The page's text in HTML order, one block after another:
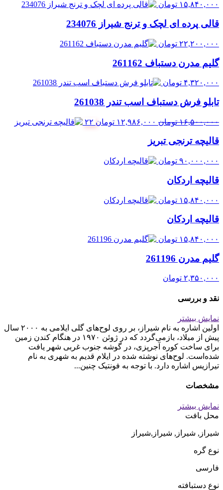
۱۵,۸۴۰,۰۰۰ تومان
قالی پرده ای لچک و ترنج شیراز 234076
۲۲,۲۰۰,۰۰۰ تومان
گلیم مدرن دستباف 261162
۴,۳۲۰,۰۰۰ تومان
تابلو فرش دستباف اسب تندر 261038
۱۶,۵۰۰,۰۰۰ تومان قیمت
۱۲,۹۸۶,۰۰۰ تومان قیمت
۲۲
قالیچه ترنجی تبریز
۹۰,۰۰۰,۰۰۰ تومان
قالیچه اردکان
۱۵,۸۴۰,۰۰۰ تومان
قالیچه اردکان
۱۵,۸۴۰,۰۰۰ تومان
گلیم مدرن 261196
۲,۳۵۰,۰۰۰ تومان
نقد و بررسی
نمایش بیشتر
اولین اشاره به نام شیراز، بر روی لوح‌های گلی ایلامی به ۲۰۰۰ سال
پیش از میلاد، بازمی‌گردد که در ژوئن ۱۹۷۰ در هنگام کندن زمین
برای ساخت کوره آجرپزی، در گوشه جنوب غربی شهر یافت
شده‌است. لوح‌های نوشته شده در ایلام قدیم به شهری به نام
تیرازیس اشاره دارد. با توجه به فونتیک چنین...
مشخصات
نمایش بیشتر
محل بافت
شیراز, شیراز, شیراز,شیراز
نوع گره
فارسی
نوع دستبافته